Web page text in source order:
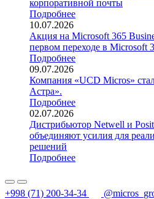
корпоративной почты
Подробнее
10.07.2026
Акция на Microsoft 365
первом переходе в Microsoft
Подробнее
09.07.2026
Компания «UCD Micros»
Астра».
Подробнее
02.07.2026
Дистрибьютор Netwell и
объединяют усилия для
решений
Подробнее
+998 (71) 200-34-34